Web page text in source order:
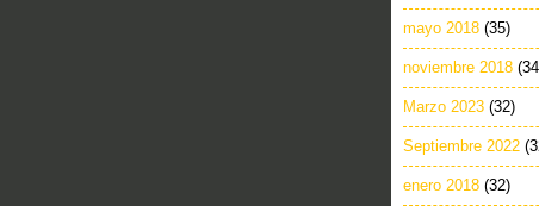
mayo 2018 (35)
noviembre 2018
Marzo 2023 (32)
Septiembre 2022
enero 2018 (32)